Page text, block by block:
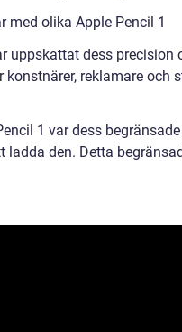
med olika Apple Pencil 1
uppskattat dess precision
reklamare och
1 var dess
den. Detta